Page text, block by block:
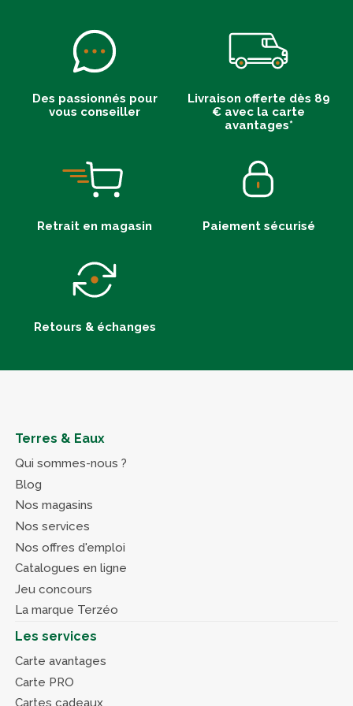
Des passionnés pour
vous conseiller
Livraison offerte dès 89
€ avec la carte
avantages*
Retrait en magasin Paiement sécurisé
Retours & échanges
Terres & Eaux
Qui sommes-nous ?
Blog
Nos magasins
Nos services
Nos offres d'emploi
Catalogues en ligne
Jeu concours
La marque Terzéo
Les services
Carte avantages
Carte PRO
Cartes cadeaux